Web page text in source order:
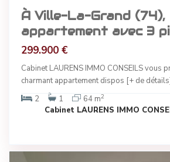
À Ville-La-Grand (74),
appartement avec 3
299.900 €
Cabinet LAURENS IMMO CONSEILS vous
charmant appartement dispos [+ de
2
1 64 m2
Cabinet LAURENS IMMO